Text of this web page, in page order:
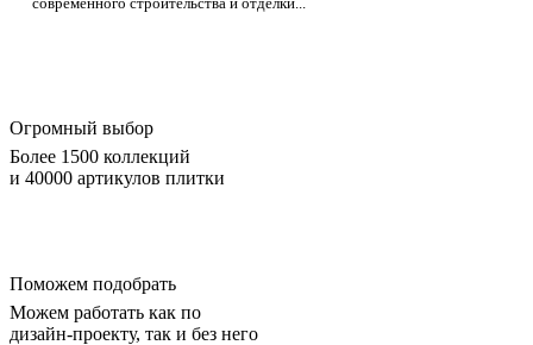
Огромный выбор
Более 1500 коллекций
и 40000 артикулов плитки
Поможем подобрать
Можем работать как по
дизайн-проекту, так и без него